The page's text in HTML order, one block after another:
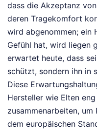
dass die Akzeptanz
deren Tragekomfort
wird abgenommen; ein
Gefühl hat, wird liegen
erwartet heute, dass
schützt, sondern ihn in
Diese
Hersteller wie Elten
zusammenarbeiten,
dem europäischen